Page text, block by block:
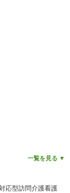
一覧を見る ▼
応型訪問介護看護